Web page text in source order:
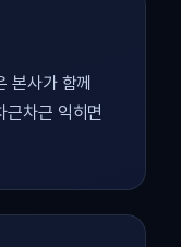
본사가 함께
근차근 익히면